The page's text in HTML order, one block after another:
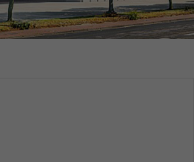
sit amet, consectetuer